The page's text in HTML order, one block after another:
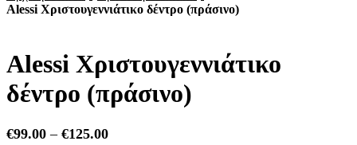
Alessi Χριστουγεννιάτικο δέντρο (πράσινο)
Alessi Χριστουγεννιάτικο
δέντρο (πράσινο)
€99.00 – €125.00Price